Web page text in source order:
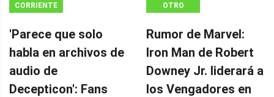
CORRIENTE
'Parece que solo
habla en archivos de
audio de
Decepticon': Fans
OTRO
Rumor de Marvel:
Iron Man de Robert
Downey Jr. liderará a
los Vengadores en